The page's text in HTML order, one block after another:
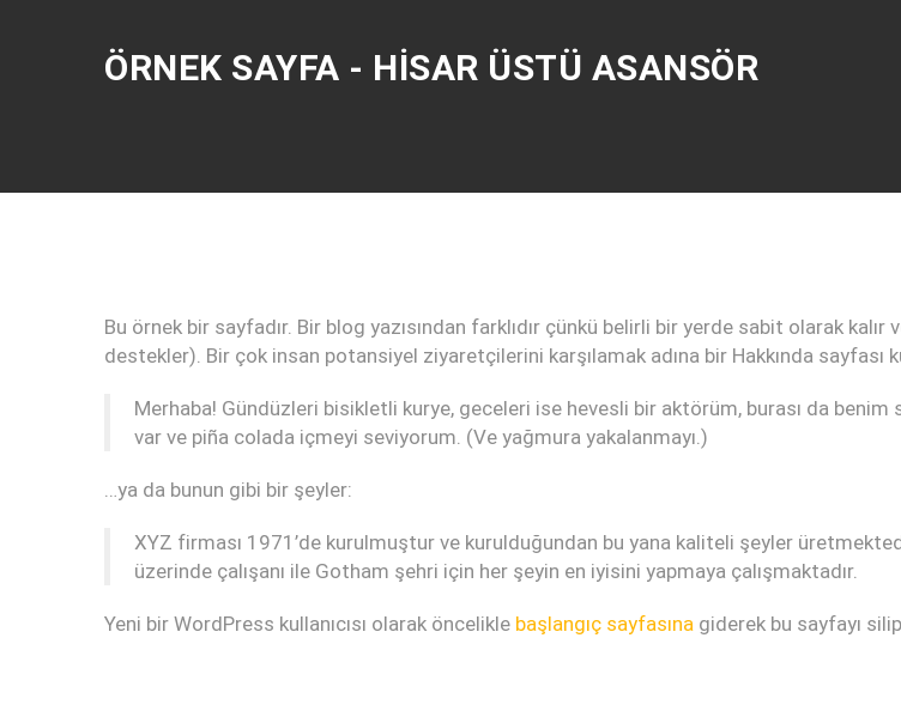
ÖRNEK SAYFA - HISAR ÜSTÜ ASANSÖR
Bu örnek bir sayfadır. Bir blog yazısından farklıdır çünkü belirli bir yerde sabit olarak
destekler). Bir çok insan potansiyel ziyaretçilerini karşılamak adına bir Hakkında sayfası
Merhaba! Gündüzleri bisikletli kurye, geceleri ise hevesli bir aktörüm, burası da benim
var ve piña colada içmeyi seviyorum. (Ve yağmura yakalanmayı.)
…ya da bunun gibi bir şeyler:
XYZ firması 1971’de kurulmuştur ve kurulduğundan bu yana kaliteli şeyler
üzerinde çalışanı ile Gotham şehri için her şeyin en iyisini yapmaya çalışmaktadır.
Yeni bir WordPress kullanıcısı olarak öncelikle başlangıç sayfasına giderek bu sayfayı